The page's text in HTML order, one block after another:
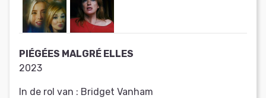
PIÉGÉES MALGRÉ ELLES
2023
In de rol van : Bridget Vanham